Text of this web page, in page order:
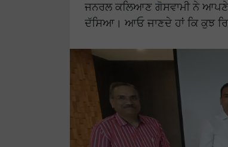
ਜਨਰਲ ਕਲਿਆਣ ਗੋਸਵਾਮੀ ਨੇ ਆਪਣੇ
ਦੱਸਿਆ। ਆਓ ਜਾਣਦੇ ਹਾਂ ਕਿ ਕੁਝ